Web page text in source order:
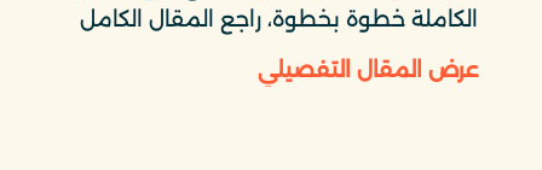
الكاملة خطوة بخطوة، راجع المقال الكامل
عرض المقال التفصيلي